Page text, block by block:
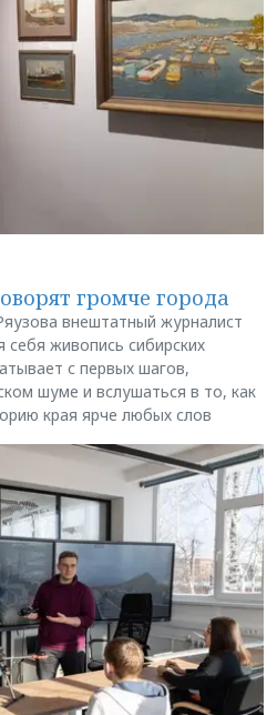
громче города
внештатный журналист
живопись сибирских
с первых шагов,
шуме и вслушаться в то, как
края ярче любых слов